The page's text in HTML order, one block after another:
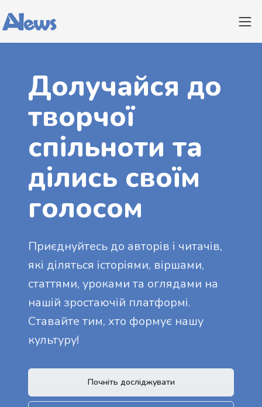
Долучайся до
творчої
спільноти та
ділись своїм
голосом
Приєднуйтесь до авторів і читачів,
які діляться історіями, віршами,
статтями, уроками та оглядами на
нашій зростаючій платформі.
Ставайте тим, хто формує нашу
культуру!
Почніть досліджувати